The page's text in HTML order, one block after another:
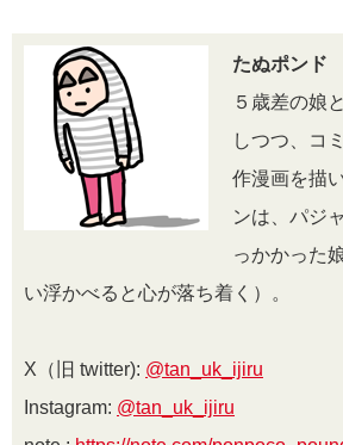
たぬポンド
５歳差の娘
しつつ、コ
作漫画を描
ンは、パジ
っかかった
い浮かべると心が落ち着く）。
X（旧 twitter): @tan_uk_ijiru
Instagram: @tan_uk_ijiru